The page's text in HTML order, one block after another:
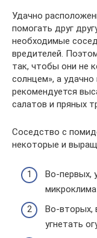
Удачно
помогать друг
необходимые
вредителей.
так, чтобы они не
солнцем», а
рекомендуется
салатов и пряных
Соседство с
некоторые и
Во-первых,
Во-вторых,
угнетать